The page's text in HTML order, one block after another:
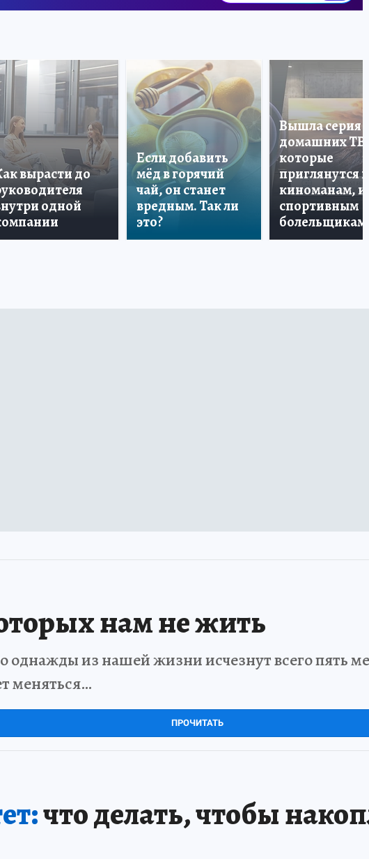
вырасти до
одной
Если добавить
мёд в горячий
чай, он станет
вредным. Так ли
это?
Вышла серия
домашних ТВ,
которые
приглянутся и
киноманам, и
спортивным
болельщикам
нам не жить
однажды из нашей жизни исчезнут всего пять
меняться…
ПРОЧИТАТЬ
что делать, чтобы